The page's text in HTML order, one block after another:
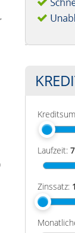
Laufzeit:
Zinssatz: